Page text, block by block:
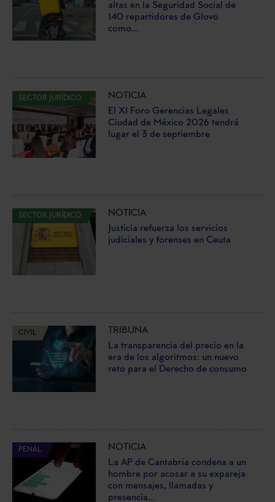
altas en la Seguridad Social de
140 repartidores de Glovo
como...
SECTOR JURÍDICO
NOTICIA
El XI Foro Gerencias Legales
Ciudad de México 2026 tendrá
lugar el 3 de septiembre
SECTOR JURÍDICO
NOTICIA
Justicia refuerza los servicios
judiciales y forenses en Ceuta
CIVIL
TRIBUNA
La transparencia del precio en la
era de los algoritmos: un nuevo
reto para el Derecho de consumo
PENAL
NOTICIA
La AP de Cantabria condena a un
hombre por acosar a su expareja
con mensajes, llamadas y
presencia...